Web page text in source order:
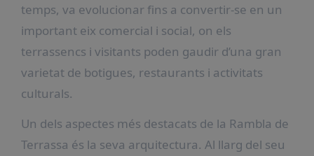
temps, va evolucionar fins a convertir-se en un
important eix comercial i social, on els
terrassencs i visitants poden gaudir d’una gran
varietat de botigues, restaurants i activitats
culturals.
Un dels aspectes més destacats de la Rambla de
Terrassa és la seva arquitectura. Al llarg del seu